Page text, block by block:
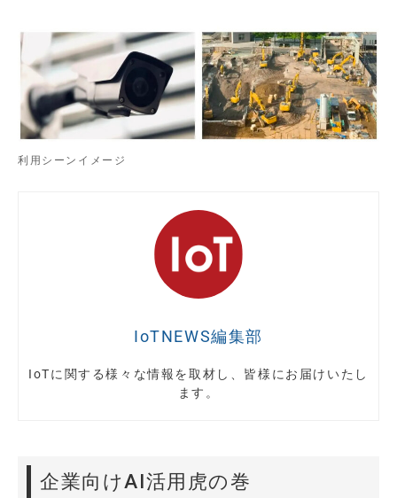
利用シーンイメージ
IoTNEWS編集部
IoTに関する様々な情報を取材し、皆様にお届けいたし
ます。
企業向けAI活用虎の巻